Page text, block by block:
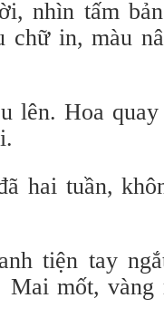
nhìn tấm
in, màu
lên. Hoa
hai tuần,
tiện tay
Mai mốt,